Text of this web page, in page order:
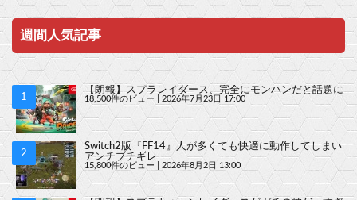
週間人気記事
【朗報】スプラレイダース、完全にモンハンだと話題に
18,500件のビュー 2026年7月23日 17:00
Switch2版『FF14』人が多くても快適に動作してしまい
アンチブチギレ
15,800件のビュー 2026年8月2日 13:00